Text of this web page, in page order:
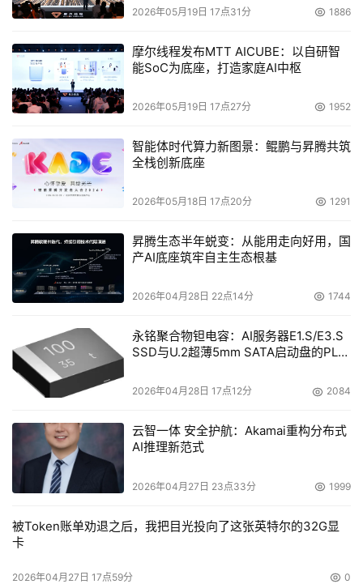
2026年05月19日 17点31分 1886
摩尔线程发布MTT AICUBE：以自研智
能SoC为底座，打造家庭AI中枢
2026年05月19日 17点27分 1952
智能体时代算力新图景：鲲鹏与昇腾共筑
全栈创新底座
2026年05月18日 17点20分 1291
昇腾生态半年蜕变：从能用走向好用，国
产AI底座筑牢自主生态根基
2026年04月28日 22点14分 1744
永铭聚合物钽电容：AI服务器E1.S/E3.S
SSD与U.2超薄5mm SATA启动盘的PLP
2026年04月28日 17点12分 2084
云智一体 安全护航：Akamai重构分布式
AI推理新范式
2026年04月27日 23点33分 1999
被Token账单劝退之后，我把目光投向了这张英特尔的32G显
卡
2026年04月27日 17点59分 0